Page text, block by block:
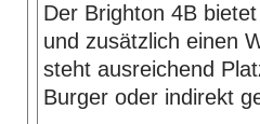
Der Brighton 4B
und zusätzlich einen
steht ausreichend
Burger oder indirekt